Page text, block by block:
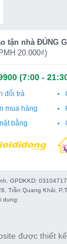
lượng
tận nhà ĐÚNG
20.000₫)
(7:00 -
đổi trả
mua hàng
bằng
GPDKKD:
Trần Quang Khải,
dung:
được thiết